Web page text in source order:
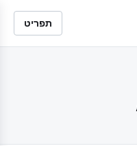
תפריט